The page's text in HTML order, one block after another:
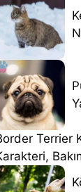
Terrier